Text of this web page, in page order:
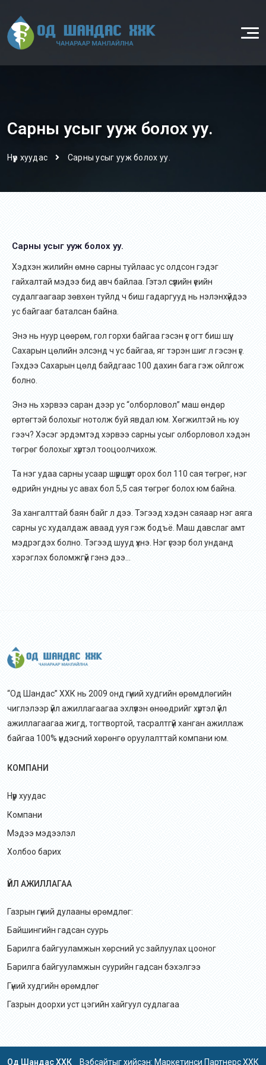
Сарны усыг ууж болох уу.
Нүүр хуудас Сарны усыг ууж болох уу.
Сарны усыг ууж болох уу.
Хэдхэн жилийн өмнө сарны туйлаас ус олдсон гэдэг
гайхалтай мэдээ бид авч байлаа. Гэтэл сүүлийн үеийн
судалгаагаар зөвхөн туйлд ч биш гадаргууд нь нэлэнхүйдээ
ус байгааг баталсан байна.
Энэ нь нуур цөөрөм, гол горхи байгаа гэсэн үг огт биш шүү.
Сахарын цөлийн элсэнд ч ус байгаа, яг тэрэн шиг л гэсэн үг.
Гэхдээ Сахарын цөлд байдгаас 100 дахин бага гэж ойлгож
болно.
Энэ нь хэрвээ саран дээр ус “олборловол” маш өндөр
өртөгтэй болохыг нотолж буй явдал юм.Хөгжилтэй нь юу
гээч? Хэсэг эрдэмтэд хэрвээ сарны усыг олборловол хэдэн
төгрөг болохыг хүртэл тооцоолчихож.
Та нэг удаа сарны усаар шүршүүрт орох бол 110 сая төгрөг, нэг
өдрийн ундны ус авах бол 5,5 сая төгрөг болох юм байна.
За хангалттай баян байг л дээ. Тэгээд хэдэн саяаар нэг аяга
сарны ус худалдаж аваад ууя гэж бодъё. Маш давслаг амт
мэдрэгдэх болно. Тэгээд шууд үхнэ. Нэг үгээр бол унданд
хэрэглэх боломжгүй гэнэ дээ…
“Од Шандас” ХХК нь 2009 онд гүний худгийн өрөмдлөгийн
чиглэлээр үйл ажиллагаагаа эхлүүлэн өнөөдрийг хүртэл үйл
ажиллагаагаа жигд, тогтвортой, тасралтгүй ханган ажиллаж
байгаа 100% үндэсний хөрөнгө оруулалттай компани юм.
КОМПАНИ
Нүүр хуудас
Компани
Мэдээ мэдээлэл
Холбоо барих
ҮЙЛ АЖИЛЛАГАА
Газрын гүний дулааны өрөмдлөг:
Байшингийн гадсан суурь
Барилга байгууламжын хөрсний ус зайлуулах цооног
Барилга байгууламжын суурийн гадсан бэхэлгээ
Гүний худгийн өрөмдлөг
Газрын доорхи уст цэгийн хайгуул судлагаа
Од Шандас ХХК Вэбсайтыг хийсэн: Маркетинси Партнерс ХХК